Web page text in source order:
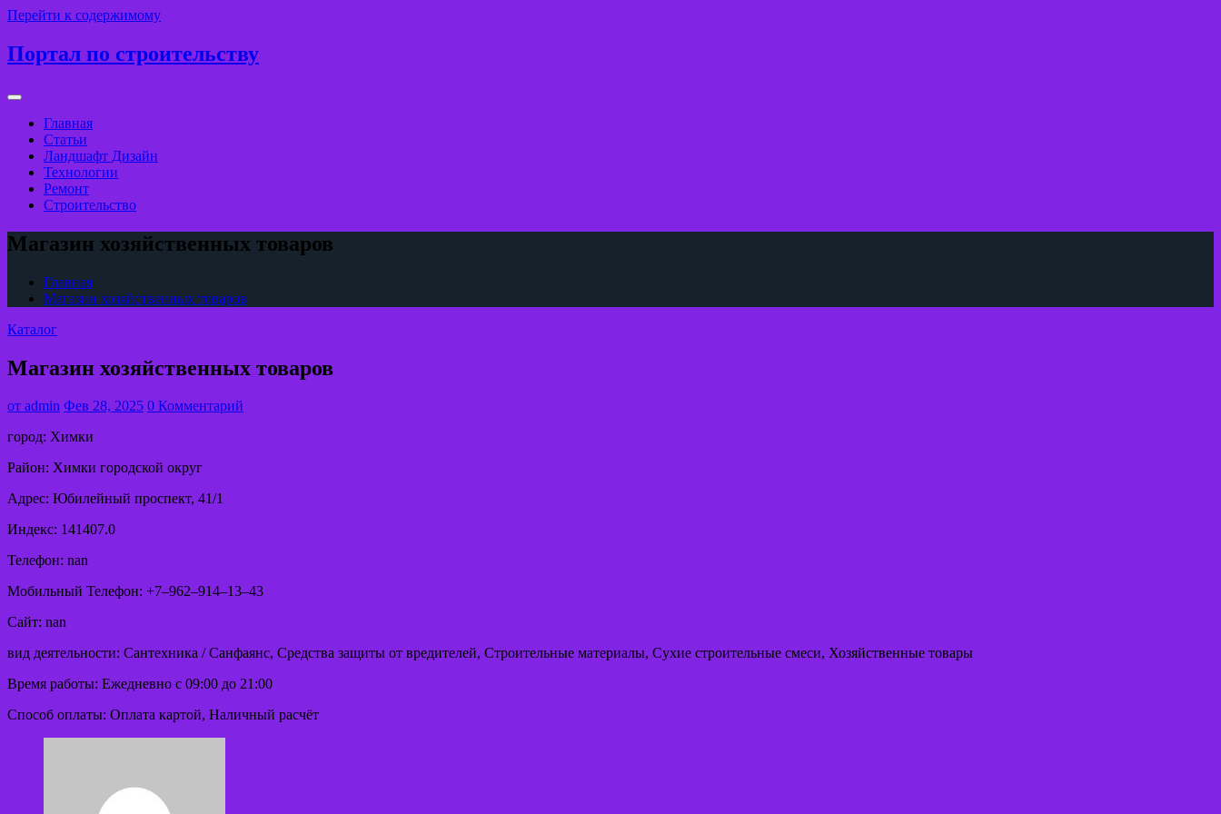
Перейти к содержимому
Портал по строительству
Главная
Статьи
Ландшафт Дизайн
Технологии
Ремонт
Строительство
Магазин хозяйственных товаров
Главная
Магазин хозяйственных товаров
Каталог
Магазин хозяйственных товаров
от admin Фев 28, 2025 0 Комментарий
город: Химки
Район: Химки городской округ
Адрес: Юбилейный проспект, 41/1
Индекс: 141407.0
Телефон: nan
Мобильный Телефон: +7‒962‒914‒13‒43
Сайт: nan
вид деятельности: Сантехника / Санфаянс, Средства защиты от вредителей, Строительные материалы, Сухие строительные смеси, Хозяйственные товары
Время работы: Ежедневно с 09:00 до 21:00
Способ оплаты: Оплата картой, Наличный расчёт